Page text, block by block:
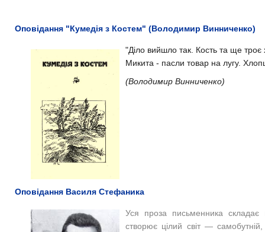
Оповідання "Кумедія з Костем" (Володимир Винниченко)
"Діло вийшло так. Кость та ще
Микита - пасли товар на лугу.
(Володимир Винниченко)
Оповідання Василя Стефаника
Уся проза письменника
створює цілий світ —